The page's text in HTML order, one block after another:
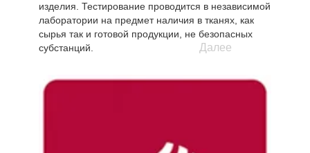
изделия. Тестирование проводится в независимой
лаборатории на предмет наличия в тканях, как
сырья так и готовой продукции, не безопасных
субстанций.
Далее